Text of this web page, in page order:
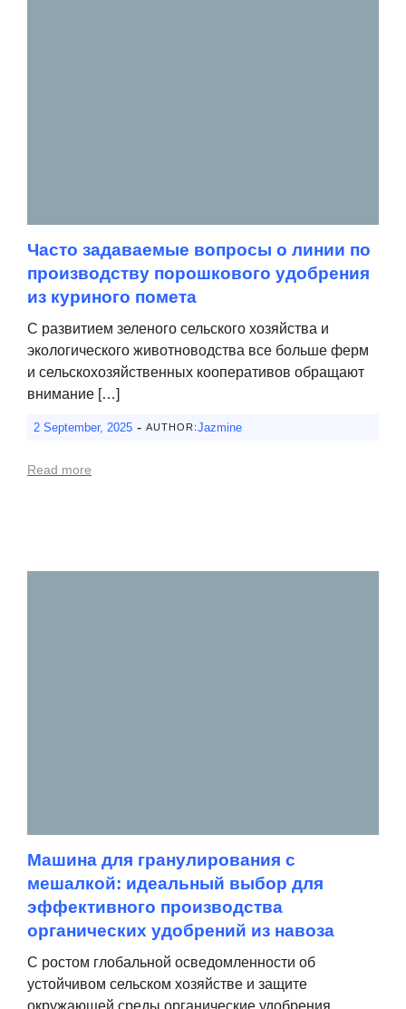
Часто задаваемые вопросы о линии по
производству порошкового удобрения
из куриного помета
С развитием зеленого сельского хозяйства и
экологического животноводства все больше ферм
и сельскохозяйственных кооперативов обращают
внимание […]
2 September, 2025 - AUTHOR:Jazmine
Read more
Машина для гранулирования с
мешалкой: идеальный выбор для
эффективного производства
органических удобрений из навоза
С ростом глобальной осведомленности об
устойчивом сельском хозяйстве и защите
окружающей среды органические удобрения